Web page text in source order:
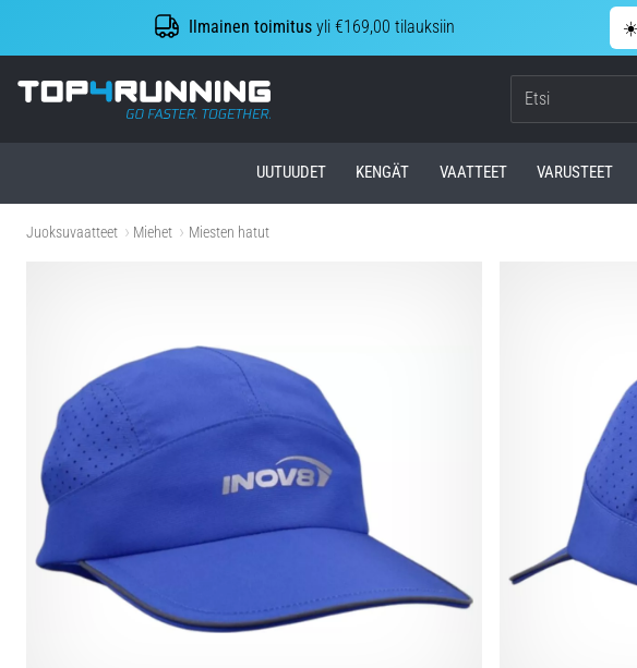
Ilmainen toimitus yli €169,00 tilauksiin ☀️
Top4Running.fi
UUTUUDET KENGÄT VAATTEET VARUSTEET
Juoksuvaatteet Miehet Miesten hatut